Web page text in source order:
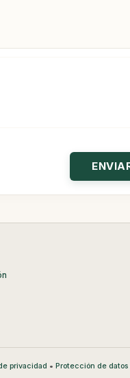
privacidad •Protección de datos